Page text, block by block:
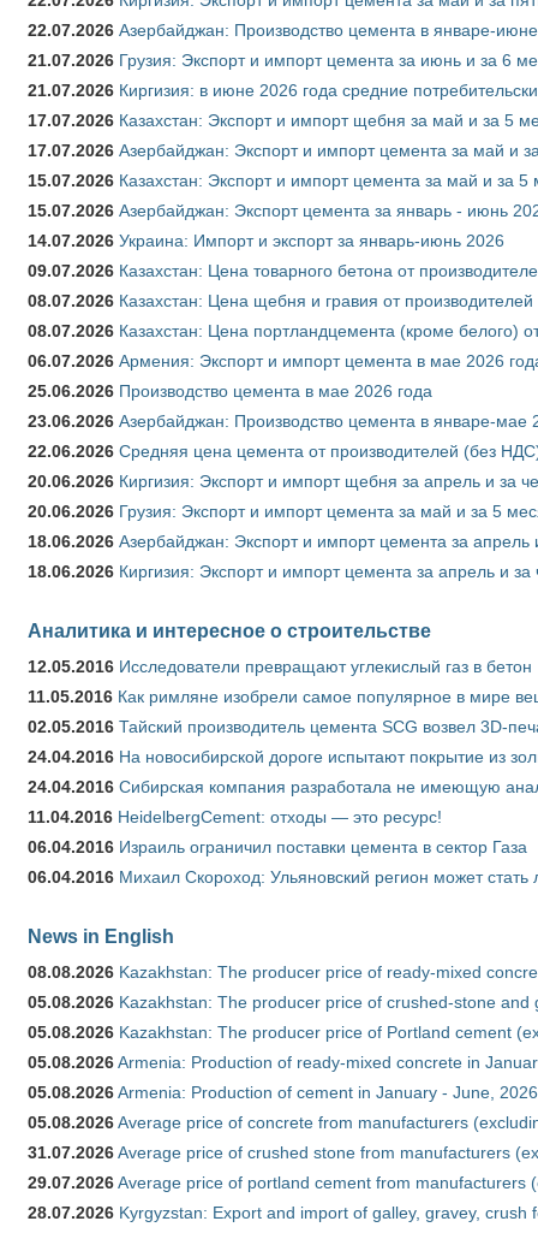
22.07.2026 Азербайджан: Производство цемента в январе-
21.07.2026 Грузия: Экспорт и импорт цемента за июнь и за 6
21.07.2026 Киргизия: в июне 2026 года средние
17.07.2026 Казахстан: Экспорт и импорт щебня за май и за 5
17.07.2026 Азербайджан: Экспорт и импорт цемента за май и
15.07.2026 Казахстан: Экспорт и импорт цемента за май и за
15.07.2026 Азербайджан: Экспорт цемента за январь - июнь
14.07.2026 Украина: Импорт и экспорт за январь-июнь 2026
09.07.2026 Казахстан: Цена товарного бетона от
08.07.2026 Казахстан: Цена щебня и гравия от
08.07.2026 Казахстан: Цена портландцемента (кроме белого)
06.07.2026 Армения: Экспорт и импорт цемента в мае 2026
25.06.2026 Производство цемента в мае 2026 года
23.06.2026 Азербайджан: Производство цемента в январе-мае
22.06.2026 Средняя цена цемента от производителей (без
20.06.2026 Киргизия: Экспорт и импорт щебня за апрель и за
20.06.2026 Грузия: Экспорт и импорт цемента за май и за 5
18.06.2026 Азербайджан: Экспорт и импорт цемента за
18.06.2026 Киргизия: Экспорт и импорт цемента за апрель и
Аналитика и интересное о строительстве
12.05.2016 Исследователи превращают углекислый газ в бетон
11.05.2016 Как римляне изобрели самое популярное в мире
02.05.2016 Тайский производитель цемента SCG возвел 3D-
24.04.2016 На новосибирской дороге испытают покрытие из
24.04.2016 Сибирская компания разработала не имеющую
11.04.2016 HeidelbergCement: отходы — это ресурс!
06.04.2016 Израиль ограничил поставки цемента в сектор Газа
06.04.2016 Михаил Скороход: Ульяновский регион может
News in English
08.08.2026 Kazakhstan: The producer price of ready-mixed
05.08.2026 Kazakhstan: The producer price of crushed-stone and
05.08.2026 Kazakhstan: The producer price of Portland cement
05.08.2026Armenia: Production of ready-mixed concrete in
05.08.2026Armenia: Production of cement in January - June, 2026
05.08.2026Average price of concrete from manufacturers
31.07.2026Average price of crushed stone from manufacturers
29.07.2026Average price of portland cement from manufacturers
28.07.2026 Kyrgyzstan: Export and import of galley, gravey,